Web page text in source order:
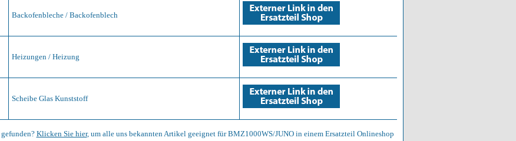
Backofenbleche / Backofenblech
Heizungen / Heizung
Scheibe Glas Kunststoff
Klicken Sie hier, um alle uns bekannten Artikel geeignet für BMZ1000WS/JUNO in einem Ersatzteil Onlineshop